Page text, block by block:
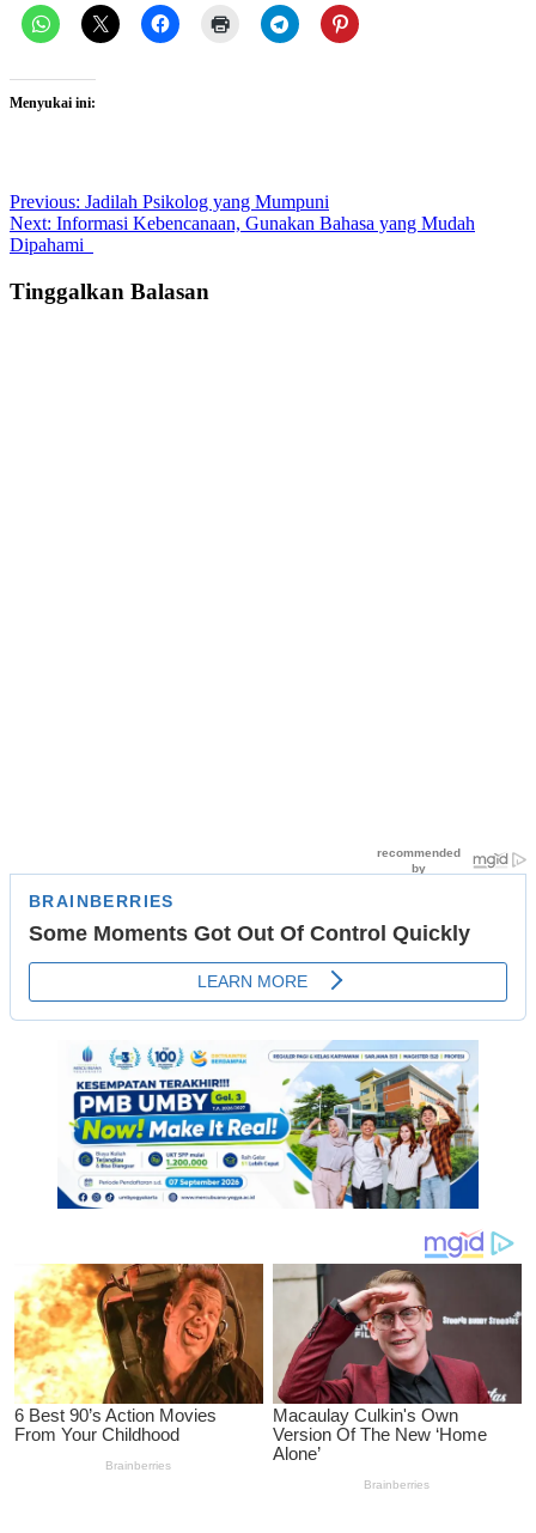
Menyukai ini:
Post
navigation
Previous: Jadilah Psikolog yang Mumpuni
Next: Informasi Kebencanaan, Gunakan Bahasa yang Mudah
Dipahami
Tinggalkan Balasan